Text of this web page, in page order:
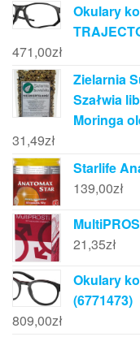
Okulary
471,00zł
Zielarnia
Szałwia
Moringa
31,49zł
Starlife
139,00zł
21,35zł
Okulary
(6771473)
809,00zł